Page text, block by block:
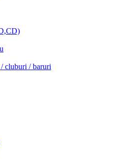
/ cluburi / baruri